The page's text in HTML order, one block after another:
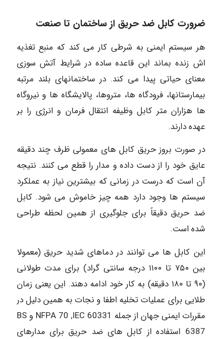
ضرورت کابل ضد حریق از ساختمان تا صنعت
هر سیستم ایمنی به شرطی کار می کند که منبع تغذیه
اش زنده بماند این قاعده ساده در شرایط آتش سوزی
معنای حیاتی پیدا می کند. در ساختمانهای بلند مرتبه
بیمارستانها، فرودگاه ها، متروها، پالایشگاه ها و نیروگاه
ها هزاران متر کابل وظیفه انتقال فرمان و انرژی را بر
عهده دارند.
در صورت بروز حریق کابل های معمولی ظرف چند دقیقه
عایق خود را از دست داده و مدار را قطع می کنند. نتیجه
آن است که درست در زمانی که بیشترین نیاز به عملکرد
سیستم ها وجود دارد همه چیز خاموش می شود. کابل
ضد حریق دقیقاً برای جلوگیری از همین لحظه طراحی
شده است.
این کابل ها می توانند در دماهای شدید حریق (معمولا
بین ۷۵۰ تا ۱۱۰۰ درجه سانتی گراد) برای مدت طولانی
(۹۰ تا ۱۸۰ دقیقه) به کار خود ادامه دهند. این یعنی زمان
طلایی برای عملیات تخلیه اطفا و نجات به همین دلیل در
مقررات ایمنی جهان از جمله 60331 NFPA 70 ,IEC و BS
6387 استفاده از کابل های ضد حریق برای مدارهای